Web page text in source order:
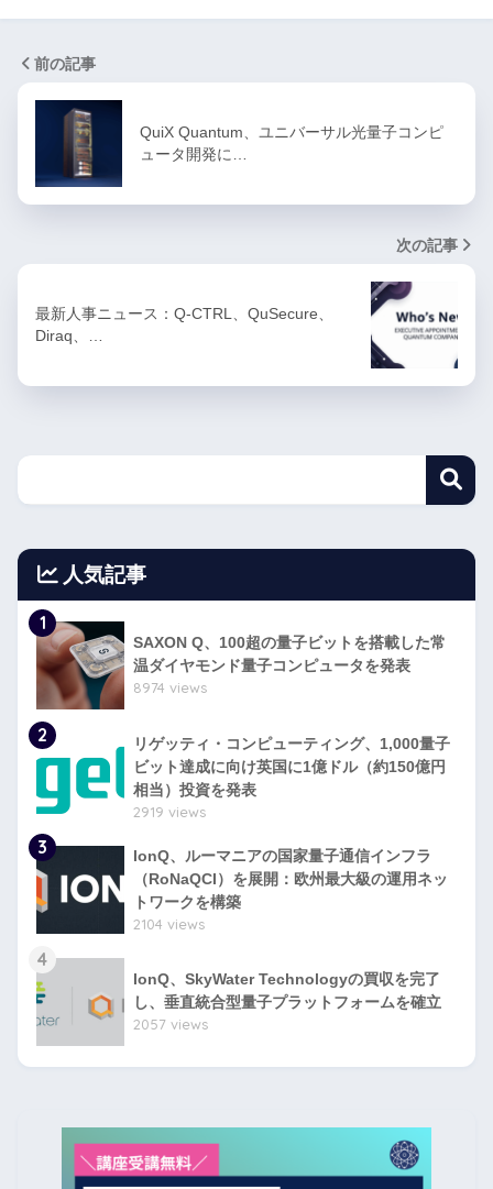
前の記事
QuiX Quantum、ユニバーサル光量子コンピ
ュータ開発に…
次の記事
最新人事ニュース：Q-CTRL、QuSecure、
Diraq、…
人気記事
1
SAXON Q、100超の量子ビットを搭載した常
温ダイヤモンド量子コンピュータを発表
8974 views
2
リゲッティ・コンピューティング、1,000量子
ビット達成に向け英国に1億ドル（約150億円
相当）投資を発表
2919 views
3
IonQ、ルーマニアの国家量子通信インフラ
（RoNaQCI）を展開：欧州最大級の運用ネッ
トワークを構築
2104 views
4
IonQ、SkyWater Technologyの買収を完了
し、垂直統合型量子プラットフォームを確立
2057 views